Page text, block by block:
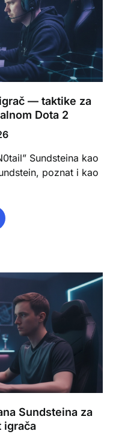
— taktike za
Dota 2
Sundsteina kao
poznat i kao
Sundsteina za
igrača